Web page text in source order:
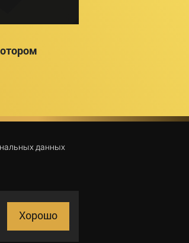
данных
Поиск
Хорошо